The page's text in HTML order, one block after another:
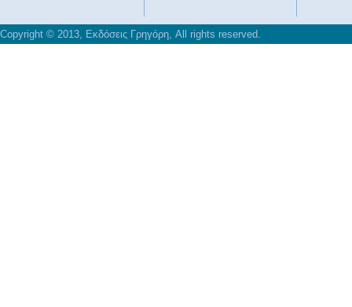
Copyright © 2013, Εκδόσεις Γρηγόρη, All rights reserved.